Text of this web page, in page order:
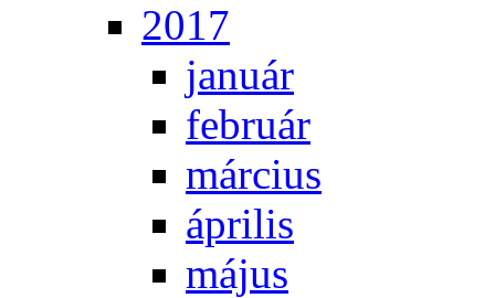
2017
ja­nu­ár
feb­ru­ár
már­ci­us
áp­ri­lis
má­jus